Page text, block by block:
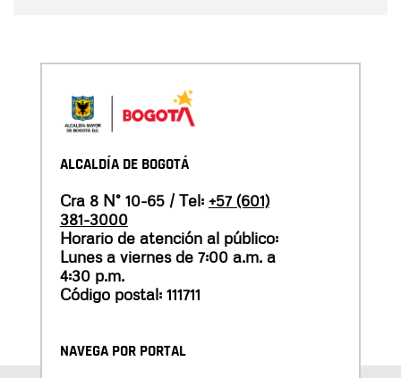
ALCALDÍA DE BOGOTÁ
Cra 8 N° 10-65 / Tel: +57 (601)
381-3000
Horario de atención al público:
Lunes a viernes de 7:00 a.m. a
4:30 p.m.
Código postal: 111711
NAVEGA POR PORTAL